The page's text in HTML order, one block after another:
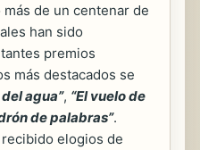
de un centenar de
han sido
premios
más destacados se
agua”, “El vuelo de
de palabras”.
elogios de